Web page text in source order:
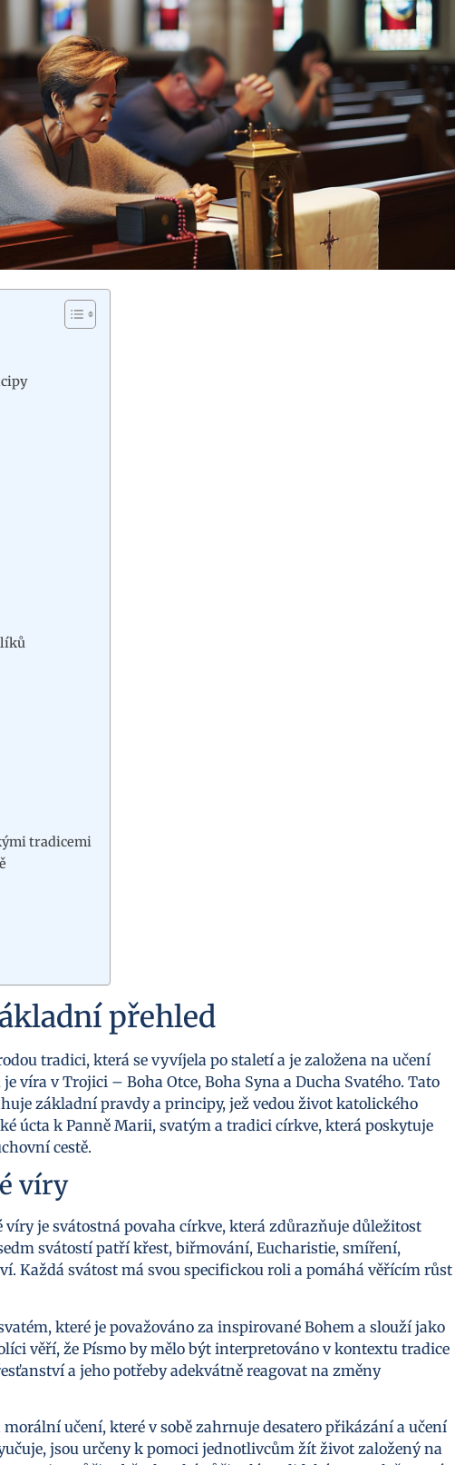
tradicemi
přehled
tradici, která se vyvíjela po staletí a je založena na učení
víra v Trojici – Boha Otce, Boha Syna a Ducha Svatého. Tato
základní pravdy a principy, jež vedou život katolického
úcta k Panně Marii, svatým a tradici církve, která poskytuje
cestě.
víry
je svátostná povaha církve, která zdůrazňuje důležitost
svátostí patří křest, biřmování, Eucharistie, smíření,
Každá svátost má svou specifickou roli a pomáhá věřícím růst
které je považováno za inspirované Bohem a slouží jako
věří, že Písmo by mělo být interpretováno v kontextu tradice
a jeho potřeby adekvátně reagovat na změny
učení, které v sobě zahrnuje desatero přikázání a učení
jsou určeny k pomoci jednotlivcům žít život založený na